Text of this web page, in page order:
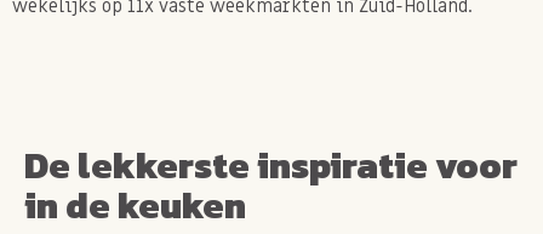
wekelijks op 11x vaste weekmarkten in Zuid-Holland.
De lekkerste inspiratie voor
in de keuken